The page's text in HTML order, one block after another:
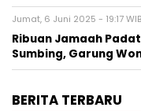
Jumat, 6 Juni 2025 - 19:17 WIB
Ribuan Jamaah
Sumbing, Garung
BERITA TERBARU